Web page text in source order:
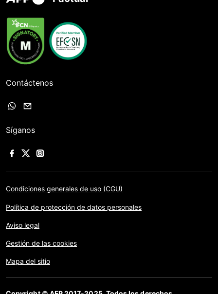
Contáctenos
Síganos
Condiciones generales de uso (CGU)
Política de protección de datos personales
Aviso legal
Gestión de las cookies
Mapa del sitio